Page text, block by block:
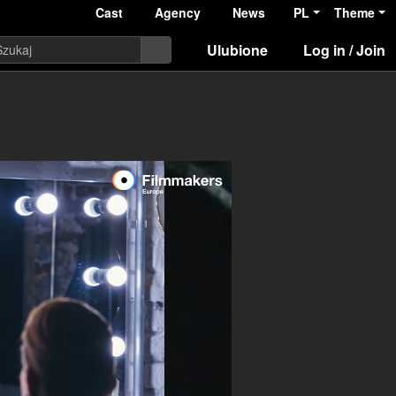
Cast Agency News PL Theme
Ulubione Log in / Join